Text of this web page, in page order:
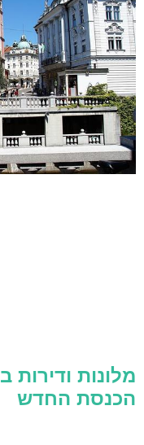
מלונות ודירות
הכנסת החדש